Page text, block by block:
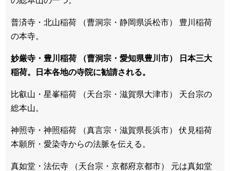
普済寺・北山稲荷 （曹洞宗・静岡県浜松市） 豊川稲荷
の本寺。
妙厳寺・豊川稲荷 （曹洞宗・愛知県豊川市） 日本三大
稲荷。日本各地の寺院に勧請される。
比叡山・星峯稲荷 （天台宗・滋賀県大津市） 天台宗の
総本山。
神照寺・神照稲荷 （真言宗・滋賀県長浜市） 伏見稲荷
本願所・愛染寺からの法脈を伝える。
真如堂・法伝寺 （天台宗・京都府京都市） 元は真如堂